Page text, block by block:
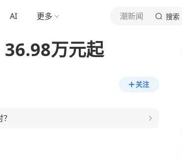
AI 更多 潮新闻 搜索
万元起
关注